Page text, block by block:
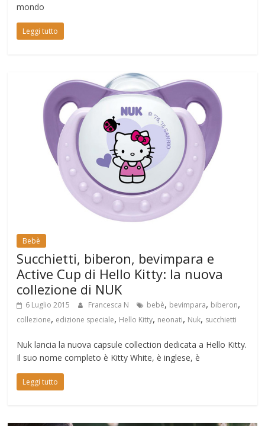
mondo
Leggi tutto
Bebè
Succhietti, biberon, bevimpara e
Active Cup di Hello Kitty: la nuova
collezione di NUK
6 Luglio 2015 Francesca N bebè, bevimpara, biberon,
collezione, edizione speciale, Hello Kitty, neonati, Nuk, succhietti
Nuk lancia la nuova capsule collection dedicata a Hello Kitty.
Il suo nome completo è Kitty White, è inglese, è
Leggi tutto